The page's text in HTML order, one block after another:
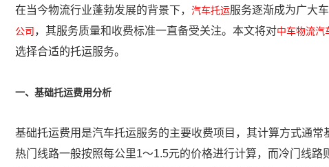
在当今物流行业蓬勃发展的背景下， 汽车托运服务逐渐成为广大
公司 ，其服务质量和收费标准一直备受关注。本文将对中车物流汽
选择合适的托运服务。
一、基础托运费用分析
基础托运费用是汽车托运服务的主要收费项目，其计算方式通
热门线路一般按照每公里1～1.5元的价格进行计算，而冷门线